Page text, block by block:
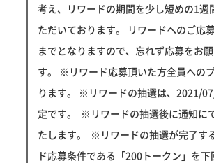
考え、リワードの期間を少し短めの1週
ただいております。 リワードへのご応
までとなりますので、忘れず応募をお
す。 ※リワード応募頂いた方全員への
ります。 ※リワードの抽選は、2021/
定です。 ※リワードの抽選後に通知に
たします。 ※リワードの抽選が完了す
ド応募条件である「200トークン」を